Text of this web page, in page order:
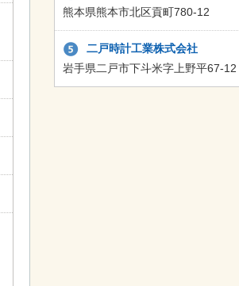
熊本県熊本市北区貢町780-12
二戸時計工業株式会社
岩手県二戸市下斗米字上野平67-12